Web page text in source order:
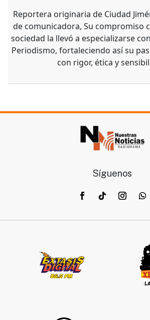
Reportera originaria de Ciudad
de comunicadora, Su compromiso
sociedad la llevó a especializarse
Periodismo, fortaleciendo así su
con rigor, ética y
Síguenos